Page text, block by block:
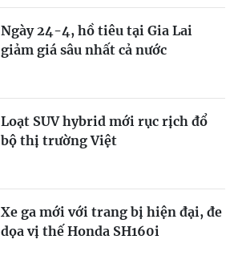
Ngày 24-4, hồ tiêu tại Gia Lai
giảm giá sâu nhất cả nước
Loạt SUV hybrid mới rục rịch đổ
bộ thị trường Việt
Xe ga mới với trang bị hiện đại, đe
dọa vị thế Honda SH160i